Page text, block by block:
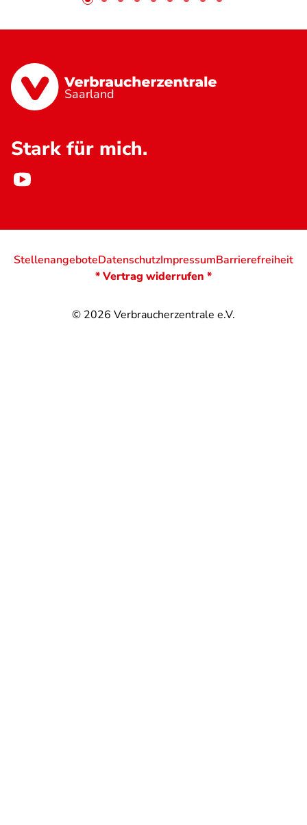
Saarland
Stark für mich.
© 2026 Verbraucherzentrale e.V.
StellenangeboteDatenschutzImpressumBarrierefreiheit
* Vertrag widerrufen *